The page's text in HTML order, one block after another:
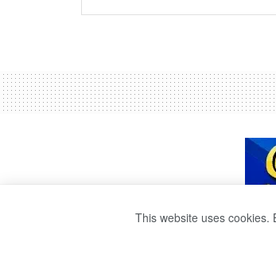
This website uses cookies.